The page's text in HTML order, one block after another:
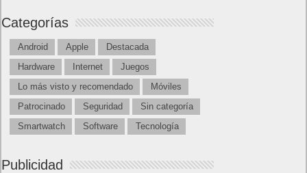
Categorías
Android Apple
Destacada
Hardware
Internet
Juegos
Lo más visto y recomendado
Móviles
Patrocinado
Seguridad
Sin categoría
Smartwatch
Software Tecnología
Publicidad